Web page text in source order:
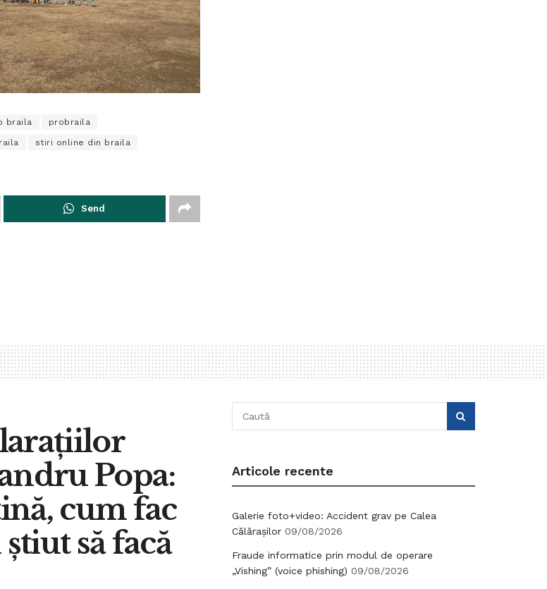
braila probraila
stiri online din braila
Send
Popa:
cum fac
să facă
Articole recente
Galerie foto+video: Accident grav pe Calea
Călărașilor 09/08/2026
Fraude informatice prin modul de operare
„Vishing” (voice phishing) 09/08/2026